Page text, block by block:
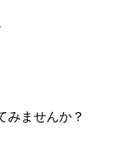
みませんか？